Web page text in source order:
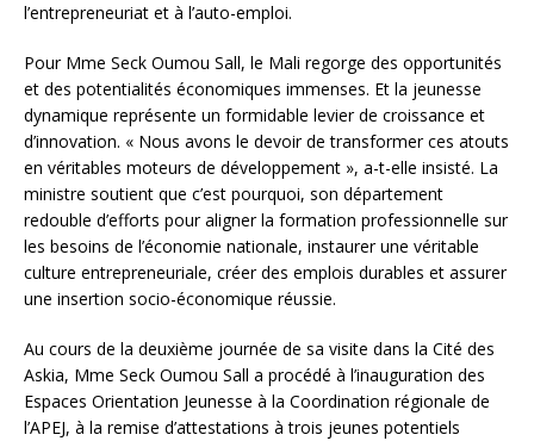
l’entrepreneuriat et à l’auto-emploi.
Pour Mme Seck Oumou Sall, le Mali regorge des opportunités
et des potentialités économiques immenses. Et la jeunesse
dynamique représente un formidable levier de croissance et
d’innovation. « Nous avons le devoir de transformer ces atouts
en véritables moteurs de développement », a-t-elle insisté. La
ministre soutient que c’est pourquoi, son département
redouble d’efforts pour aligner la formation professionnelle sur
les besoins de l’économie nationale, instaurer une véritable
culture entrepreneuriale, créer des emplois durables et assurer
une insertion socio-économique réussie.
Au cours de la deuxième journée de sa visite dans la Cité des
Askia, Mme Seck Oumou Sall a procédé à l’inauguration des
Espaces Orientation Jeunesse à la Coordination régionale de
l’APEJ, à la remise d’attestations à trois jeunes potentiels